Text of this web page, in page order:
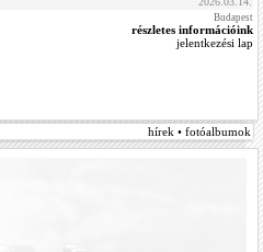
Budapest
részletes információink
jelentkezési lap
hírek • fotóalbumok